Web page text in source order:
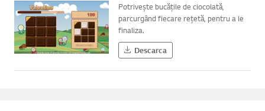
Potrivește bucățile de ciocolată,
parcurgând fiecare rețetă, pentru a le
finaliza.
Descarca